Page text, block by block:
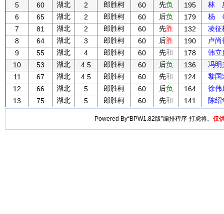
5
60 湖北 2 郎胜柯 60 先负 195
林
6
65 湖北 2 郎胜柯 60 后负 179
杨
7
81 湖北 2 郎胜柯 60 先胜 132
凌征
8
64 湖北 3 郎胜柯 60 后胜 190
卢尚
9
55 湖北 4 郎胜柯 60 先和 178
韩立
10
53 湖北 4.5 郎胜柯 60 后负 136
冯明
11
67 湖北 4.5 郎胜柯 60 先和 124
黎国
12
66 湖北 5 郎胜柯 60 后负 164
徐伟
13
75 湖北 5 郎胜柯 60 先和 141 陈绍
Powered By“BPW1.82版”编排程序-打虎将。 仅